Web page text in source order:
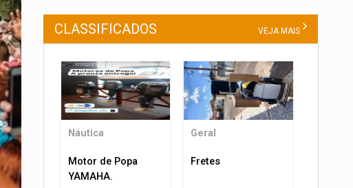
CLASSIFICADOS VEJA MAIS
Náutica
Motor de Popa
YAMAHA.
Geral
Fretes